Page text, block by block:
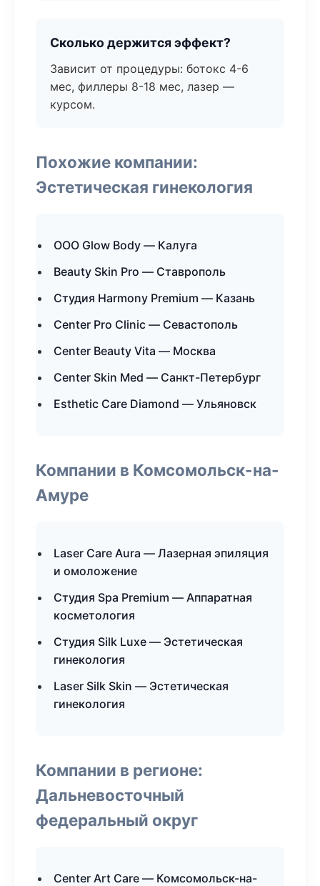
Сколько держится эффект?
Зависит от процедуры: ботокс 4-6
мес, филлеры 8-18 мес, лазер —
курсом.
Похожие компании:
Эстетическая гинекология
ООО Glow Body — Калуга
Beauty Skin Pro — Ставрополь
Студия Harmony Premium — Казань
Center Pro Clinic — Севастополь
Center Beauty Vita — Москва
Center Skin Med — Санкт-Петербург
Esthetic Care Diamond — Ульяновск
Компании в Комсомольск-на-
Амуре
Laser Care Aura — Лазерная эпиляция
и омоложение
Студия Spa Premium — Аппаратная
косметология
Студия Silk Luxe — Эстетическая
гинекология
Laser Silk Skin — Эстетическая
гинекология
Компании в регионе:
Дальневосточный
федеральный округ
Center Art Care — Комсомольск-на-